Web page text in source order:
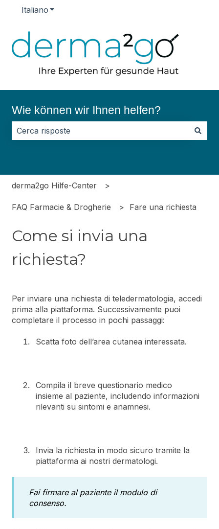
Italiano Mostra sottomenu per le traduzioni
Wie können wir Ihnen helfen?
derma2go Hilfe-Center
FAQ Farmacie & Drogherie Fare una richiesta
Come si invia una
richiesta?
Per inviare una richiesta di teledermatologia, accedi
prima alla piattaforma. Successivamente puoi
completare il processo in pochi passaggi:
Scatta foto dell’area cutanea interessata.
Compila il breve questionario medico
insieme al paziente, includendo informazioni
rilevanti su sintomi e anamnesi.
Invia la richiesta in modo sicuro tramite la
piattaforma ai nostri dermatologi.
Fai firmare al paziente il modulo di
consenso.